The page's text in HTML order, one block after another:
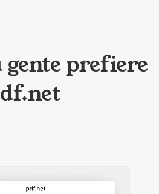
gente prefiere